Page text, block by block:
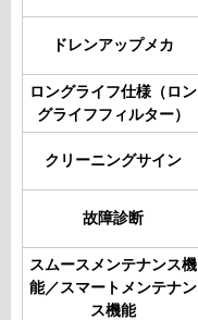
ドレンアップメカ
ロングライフ仕様（ロン
グライフフィルター）
クリーニングサイン
故障診断
スムースメンテナンス機
能／スマートメンテナン
ス機能